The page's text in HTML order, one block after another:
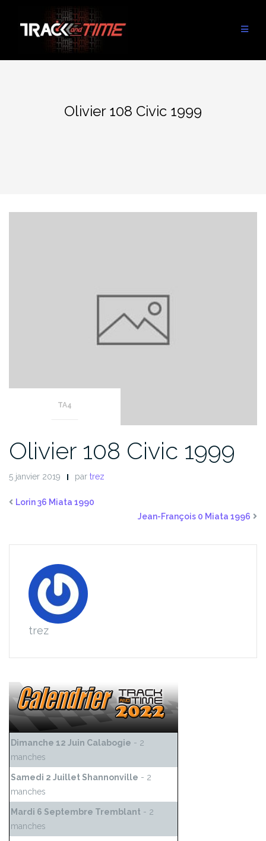
contenu
Olivier 108 Civic 1999
TA4
Olivier 108 Civic 1999
5 janvier 2019 par trez
Lorin 36 Miata 1990
Jean-François 0 Miata 1996
trez
Dimanche 12 Juin Calabogie - 2
manches
Samedi 2 Juillet Shannonville - 2
manches
Mardi 6 Septembre Tremblant - 2
manches